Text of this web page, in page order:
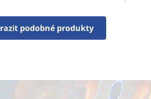
podobné produkty